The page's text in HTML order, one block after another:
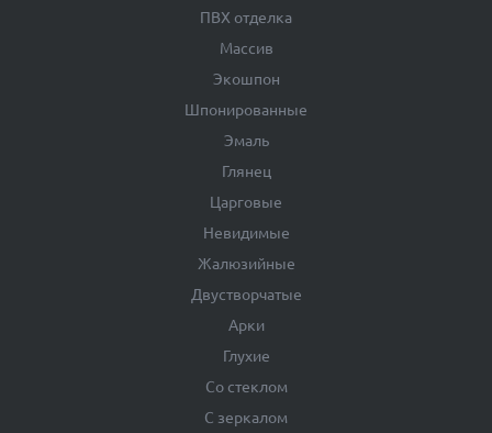
ПВХ отделка
Массив
Экошпон
Шпонированные
Эмаль
Глянец
Царговые
Невидимые
Жалюзийные
Двустворчатые
Арки
Глухие
Со стеклом
С зеркалом